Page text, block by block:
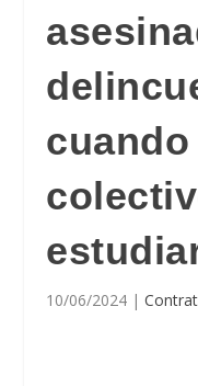
10/06/2024 |